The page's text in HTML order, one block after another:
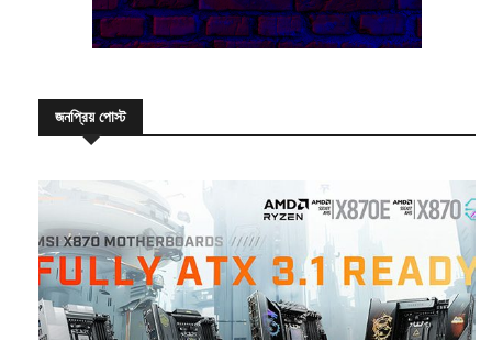
জনপ্রিয় পোস্ট